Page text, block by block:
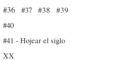
#36
#37 #38
#39
#40
#41 - Hojear el siglo
XX